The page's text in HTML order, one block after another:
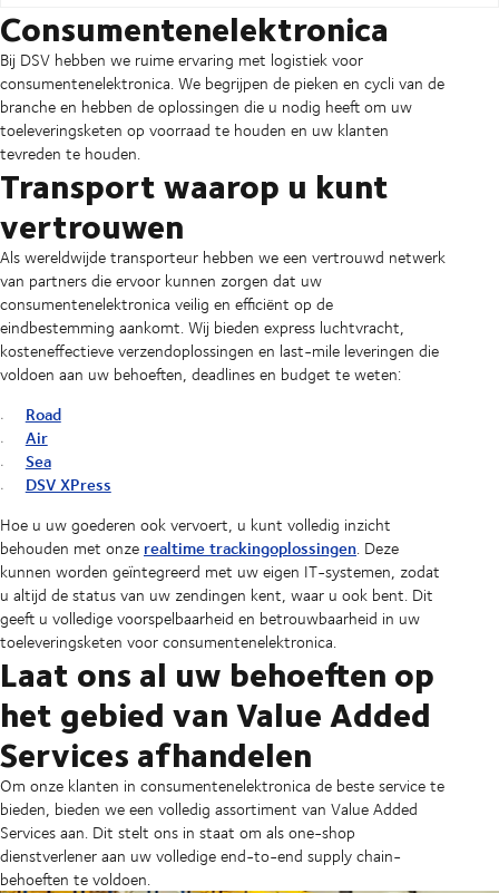
Consumentenelektronica
Bij DSV hebben we ruime ervaring met logistiek voor
consumentenelektronica. We begrijpen de pieken en cycli van de
branche en hebben de oplossingen die u nodig heeft om uw
toeleveringsketen op voorraad te houden en uw klanten
tevreden te houden.
Transport waarop u kunt
vertrouwen
Als wereldwijde transporteur hebben we een vertrouwd netwerk
van partners die ervoor kunnen zorgen dat uw
consumentenelektronica veilig en efficiënt op de
eindbestemming aankomt. Wij bieden express luchtvracht,
kosteneffectieve verzendoplossingen en last-mile leveringen die
voldoen aan uw behoeften, deadlines en budget te weten:
Road
Air
Sea
DSV XPress
Hoe u uw goederen ook vervoert, u kunt volledig inzicht
behouden met onze realtime trackingoplossingen. Deze
kunnen worden geïntegreerd met uw eigen IT-systemen, zodat
u altijd de status van uw zendingen kent, waar u ook bent. Dit
geeft u volledige voorspelbaarheid en betrouwbaarheid in uw
toeleveringsketen voor consumentenelektronica.
Laat ons al uw behoeften op
het gebied van Value Added
Services afhandelen
Om onze klanten in consumentenelektronica de beste service te
bieden, bieden we een volledig assortiment van Value Added
Services aan. Dit stelt ons in staat om als one-shop
dienstverlener aan uw volledige end-to-end supply chain-
behoeften te voldoen.